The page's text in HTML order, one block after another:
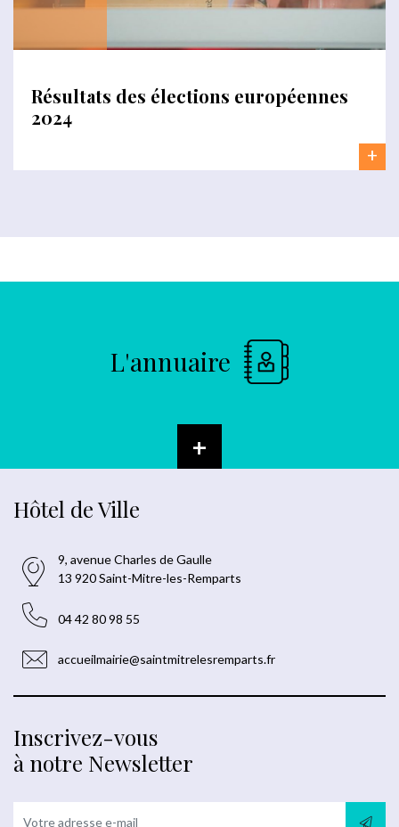
Résultats des élections européennes
2024
+
L'annuaire
+
Hôtel de Ville
9, avenue Charles de Gaulle
13 920 Saint-Mitre-les-Remparts
04 42 80 98 55
accueilmairie@saintmitrelesremparts.fr
Inscrivez-vous
à notre Newsletter